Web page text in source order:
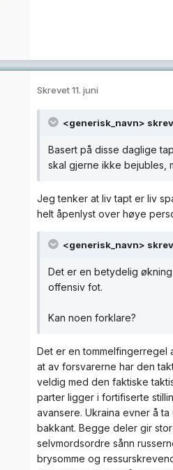
Skrevet11. juni
<generisk_navn>
Basert på disse daglige
skal gjerne ikke bejubles,
Jeg tenker at liv tapt er liv
helt åpenlyst over høye
<generisk_navn>
Det er en betydelig
offensiv fot.
Kan noen forklare?
Det er en tommelfingerregel
at av forsvarerne har den
veldig med den faktiske
parter ligger i fortifiserte
avansere. Ukraina evner å
bakkant. Begge deler gir
selvmordsordre sånn
brysomme og